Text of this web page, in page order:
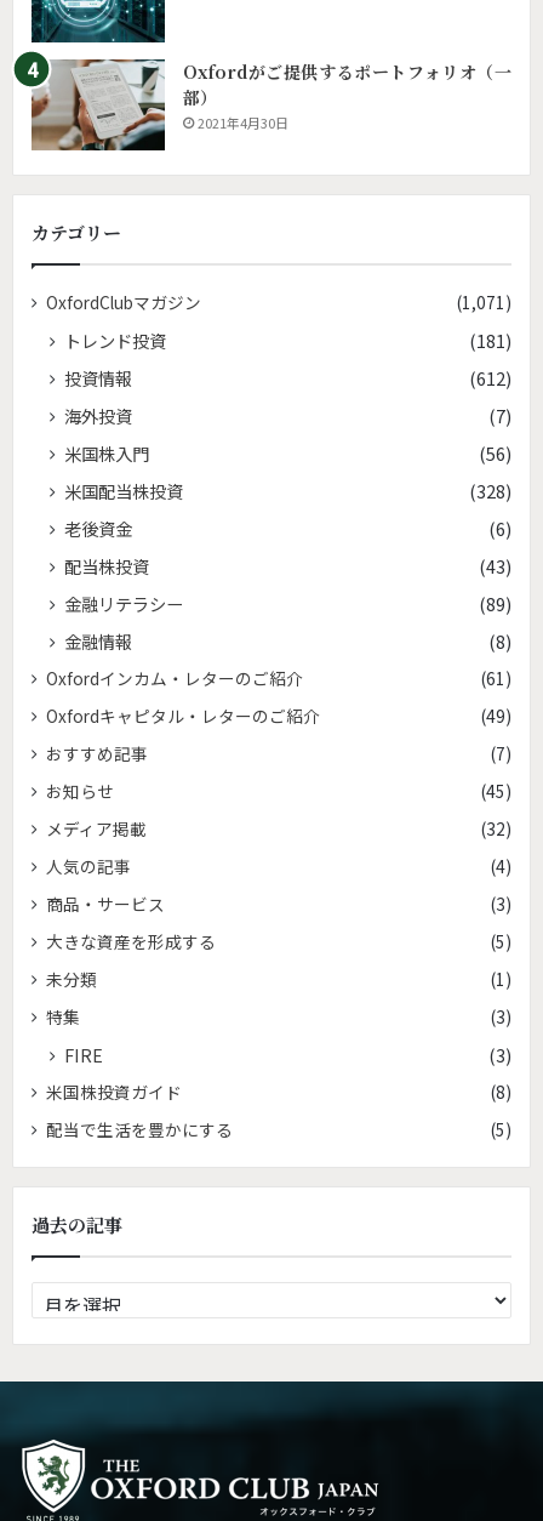
Oxfordがご提供するポートフォリオ（一
部）
2021年4月30日
カテゴリー
OxfordClubマガジン (1,071)
トレンド投資
(181)
投資情報
(612)
海外投資
(7)
米国株入門
(56)
米国配当株投資
(328)
老後資金
(6)
配当株投資
(43)
金融リテラシー
(89)
金融情報
(8)
Oxfordインカム・レターのご紹介
(61)
Oxfordキャピタル・レターのご紹介
(49)
おすすめ記事
(7)
お知らせ
(45)
メディア掲載
(32)
人気の記事
(4)
商品・サービス
(3)
大きな資産を形成する
(5)
未分類
(1)
特集
(3)
FIRE (3)
米国株投資ガイド
(8)
配当で生活を豊かにする
(5)
過去の記事
去
の